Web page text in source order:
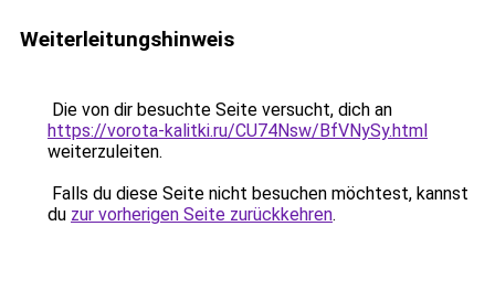
Weiterleitungshinweis
Die von dir besuchte Seite versucht, dich an
https://vorota-kalitki.ru/CU74Nsw/BfVNySy.html
weiterzuleiten.
Falls du diese Seite nicht besuchen möchtest, kannst
du zur vorherigen Seite zurückkehren.